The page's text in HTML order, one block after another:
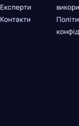
Експерти
Контакти